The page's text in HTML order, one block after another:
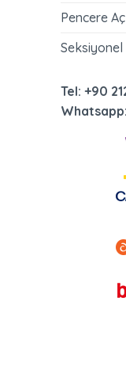
Pencere
Tel: +90